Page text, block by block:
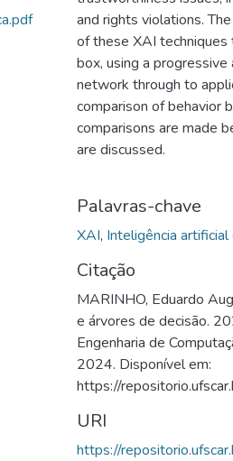
and rights violations.
of these XAI techniques
box, using a
network through to
comparison of behavior
comparisons are made
are discussed.
Palavras-chave
XAI, Inteligência
Citação
MARINHO, Eduardo
e árvores de decisão.
Engenharia de
2024. Disponível em:
https://
URI
https://